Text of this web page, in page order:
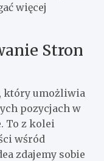
więcej
Stron
który umożliwia
pozycjach w
To z kolei
wśród
zdajemy sobie